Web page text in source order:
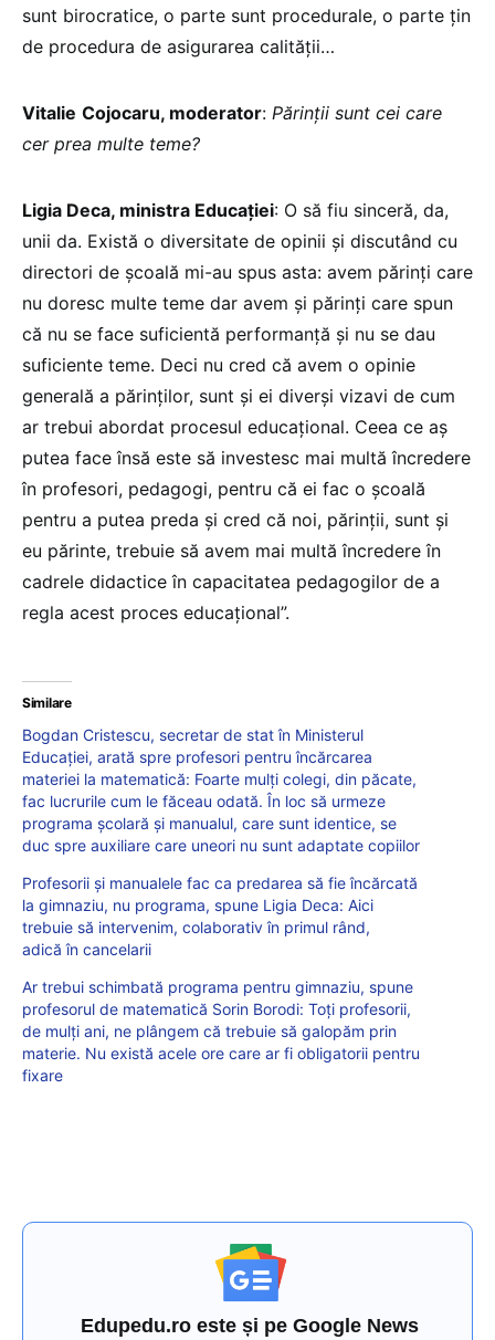
sunt birocratice, o parte sunt procedurale, o parte țin
de procedura de asigurarea calității…
Vitalie Cojocaru, moderator: Părinții sunt cei care
cer prea multe teme?
Ligia Deca, ministra Educației: O să fiu sinceră, da,
unii da. Există o diversitate de opinii și discutând cu
directori de școală mi-au spus asta: avem părinți care
nu doresc multe teme dar avem și părinți care spun
că nu se face suficientă performanță și nu se dau
suficiente teme. Deci nu cred că avem o opinie
generală a părinților, sunt și ei diverși vizavi de cum
ar trebui abordat procesul educațional. Ceea ce aș
putea face însă este să investesc mai multă încredere
în profesori, pedagogi, pentru că ei fac o școală
pentru a putea preda și cred că noi, părinții, sunt și
eu părinte, trebuie să avem mai multă încredere în
cadrele didactice în capacitatea pedagogilor de a
regla acest proces educațional”.
Similare
Bogdan Cristescu, secretar de stat în Ministerul
Educației, arată spre profesori pentru încărcarea
materiei la matematică: Foarte mulți colegi, din păcate,
fac lucrurile cum le făceau odată. În loc să urmeze
programa școlară și manualul, care sunt identice, se
duc spre auxiliare care uneori nu sunt adaptate copiilor
Profesorii și manualele fac ca predarea să fie încărcată
la gimnaziu, nu programa, spune Ligia Deca: Aici
trebuie să intervenim, colaborativ în primul rând,
adică în cancelarii
Ar trebui schimbată programa pentru gimnaziu, spune
profesorul de matematică Sorin Borodi: Toți profesorii,
de mulți ani, ne plângem că trebuie să galopăm prin
materie. Nu există acele ore care ar fi obligatorii pentru
fixare
Edupedu.ro este și pe Google News